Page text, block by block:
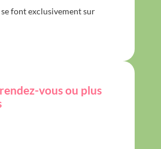
font exclusivement sur
vous ou plus